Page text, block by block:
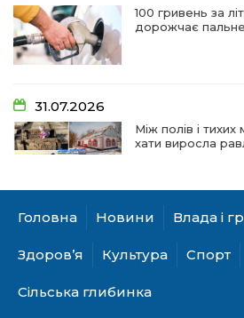
100 гривень за
дорожчає пальне
31.07.2026
Між полів і тихих
хати виросла
28.07.2026
ветерани разом
Головна Новини Влада і
Здоров’я Культура Спорт
Сільська глибинка